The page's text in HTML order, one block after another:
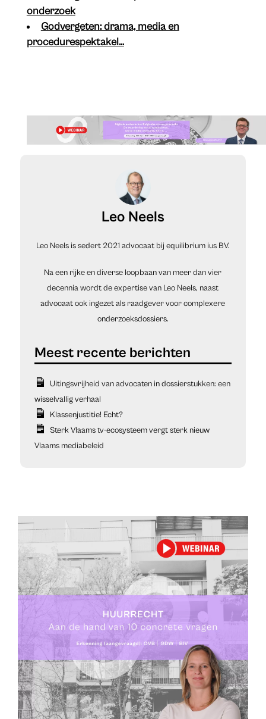
onderzoek
Godvergeten: drama, media en
procedurespektakel…
Leo Neels
Leo Neels is sedert 2021 advocaat bij equilibrium ius BV.
Na een rijke en diverse loopbaan van meer dan vier
decennia wordt de expertise van Leo Neels, naast
advocaat ook ingezet als raadgever voor complexere
onderzoeksdossiers.
Uitingsvrijheid van advocaten in dossierstukken: een
wisselvallig verhaal
Klassenjustitie! Echt?
Sterk Vlaams tv-ecosysteem vergt sterk nieuw
Vlaams mediabeleid